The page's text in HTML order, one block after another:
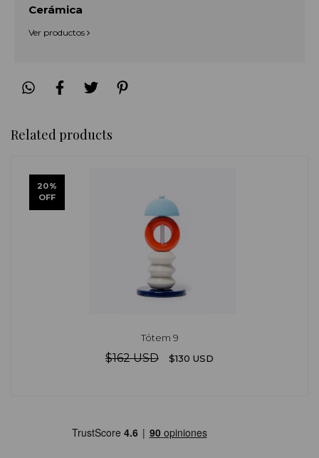
Cerámica
Ver productos
Related products
20%
OFF
Tótem 9
$162 USD $130 USD